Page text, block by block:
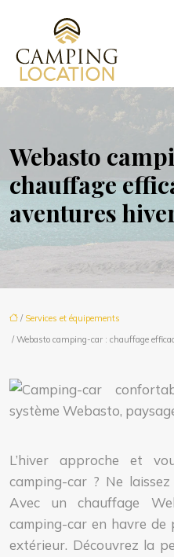
Webasto
chauffage
aventures
/ Services et équipements
/ Webasto camping-car : chauffage
L’hiver approche et
camping-car ? Ne
Avec un chauffage
camping-car en havre de
extérieur. Découvrez la